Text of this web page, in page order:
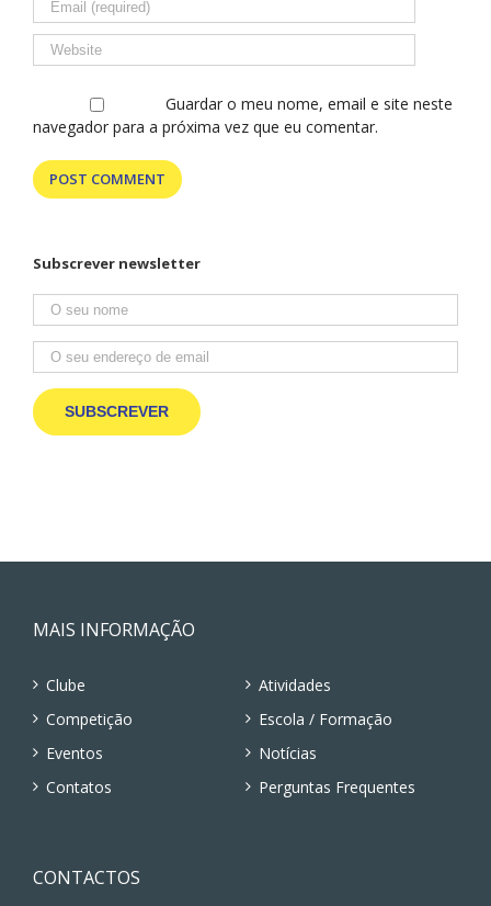
Guardar o meu nome, email e site neste
navegador para a próxima vez que eu comentar.
Subscrever newsletter
MAIS INFORMAÇÃO
Clube
Atividades
Competição
Escola / Formação
Eventos
Notícias
Contatos
Perguntas Frequentes
CONTACTOS